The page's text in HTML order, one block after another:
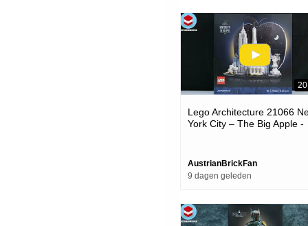
Lego Architecture 21066
York City – The Big Apple -
AustrianBrickFan
9 dagen geleden